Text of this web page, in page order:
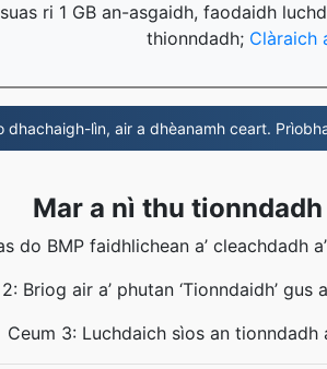
ri 1 GB an-asgaidh, faodaidh
thionndadh; Clàraich
dhachaigh-lìn, air a dhèanamh ceart.
Mar a nì thu tionndadh
do BMP faidhlichean a’ cleachdadh
Briog air a’ phutan ‘Tionndaidh’
Ceum 3: Luchdaich sìos an tionndadh